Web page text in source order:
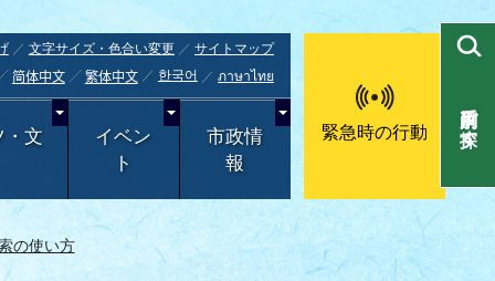
文字サイズ・色合い変更
サイトマップ
简体中文 繁体中文 한국어 ภาษาไทย
・文
イベン
ト
市政情
報
緊急時の行動
の使い方
目的別で探す